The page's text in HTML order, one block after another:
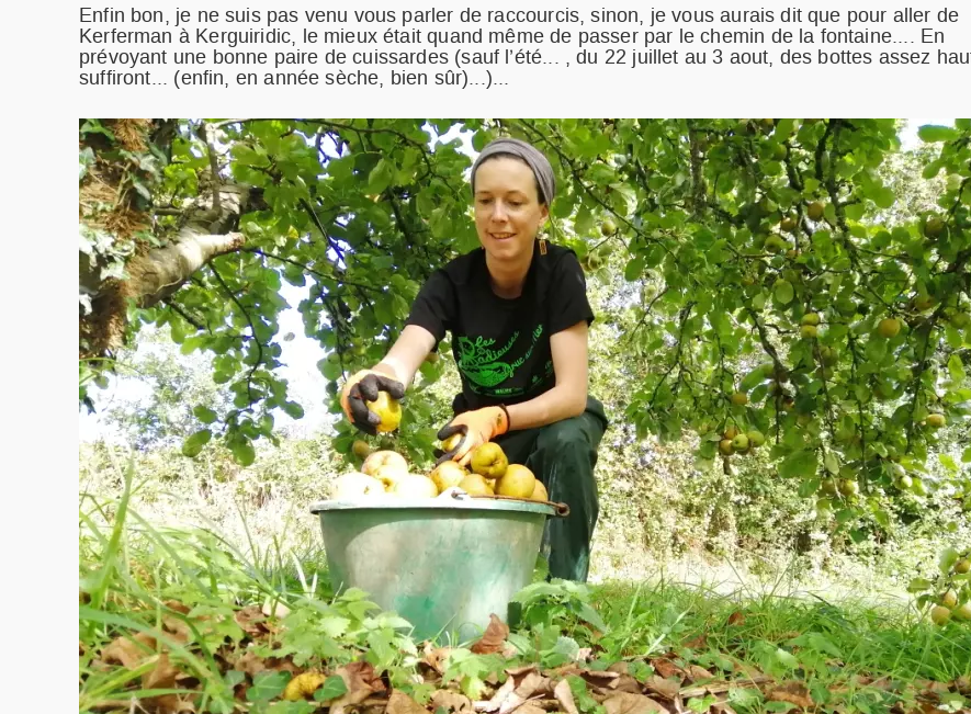
Enfin bon, je ne suis pas venu vous parler de raccourcis, sinon, je vous aurais dit que pour aller de
Kerferman à Kerguiridic, le mieux était quand même de passer par le chemin de la fontaine.... En
prévoyant une bonne paire de cuissardes (sauf l’été... , du 22 juillet au 3 aout, des bottes assez
suffiront... (enfin, en année sèche, bien sûr)...)...